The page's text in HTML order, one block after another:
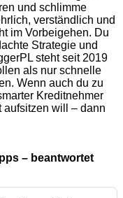
und schlimme
verständlich und
im Vorbeigehen. Du
Strategie und
steht seit 2019
als nur schnelle
Wenn auch du zu
Kreditnehmer
aufsitzen will – dann
– beantwortet